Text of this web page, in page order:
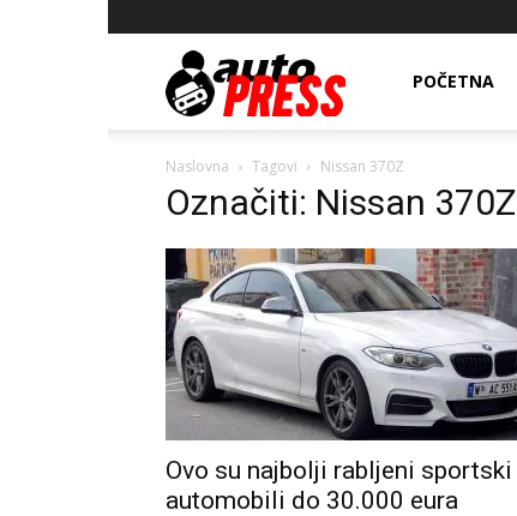
AutopressHRPOČETNA
Naslovna Tagovi Nissan 370Z
Označiti: Nissan 370Z
Ovo su najbolji rabljeni sportski
automobili do 30.000 eura